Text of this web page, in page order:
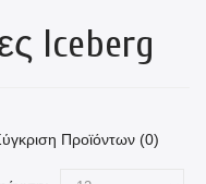
Iceberg
Προϊόντων (0)